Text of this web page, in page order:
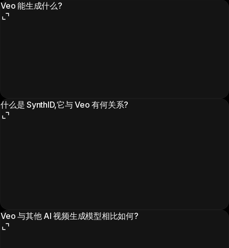
Veo 能生成什么?
什么是 SynthID,它与 Veo 有何关系?
Veo 与其他 AI 视频生成模型相比如何?